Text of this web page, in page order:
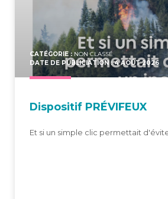
CATÉGORIE : NON CLASSÉ
DATE DE PUBLICIATION : 4 AOÛT 2026
Dis­po­si­tif PRÉVIFEUX
Et si un simple clic permettait